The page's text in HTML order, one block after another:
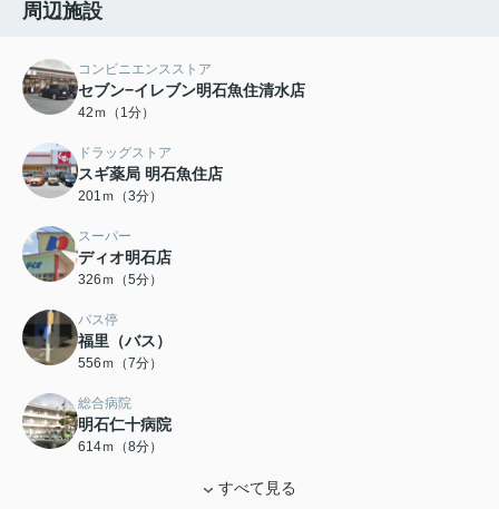
周辺施設
コンビニエンスストア
セブン−イレブン明石魚住清水店
42ｍ（1分）
ドラッグストア
スギ薬局 明石魚住店
201ｍ（3分）
スーパー
ディオ明石店
326ｍ（5分）
バス停
福里（バス）
556ｍ（7分）
総合病院
明石仁十病院
614ｍ（8分）
すべて見る